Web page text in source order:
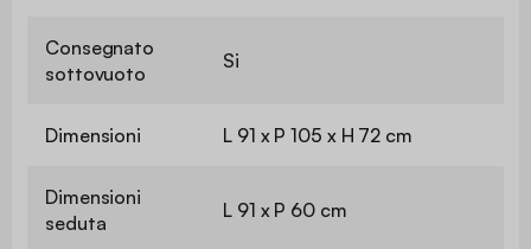
Consegnato
sottovuoto
Si
Dimensioni L 91 x P 105 x H 72 cm
Dimensioni
seduta
L 91 x P 60 cm